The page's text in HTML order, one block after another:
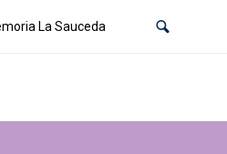
La Sauceda